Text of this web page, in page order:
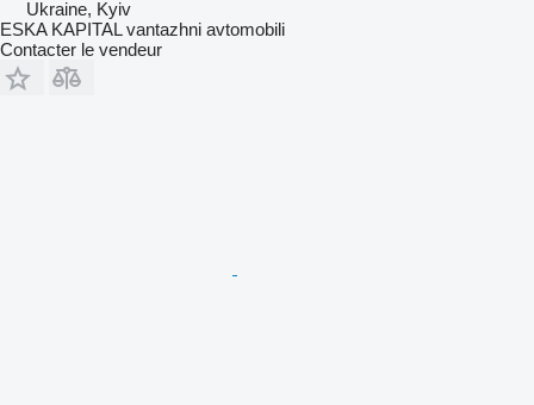
Ukraine, Kyiv
ESKA KAPITAL vantazhni avtomobili
Contacter le vendeur